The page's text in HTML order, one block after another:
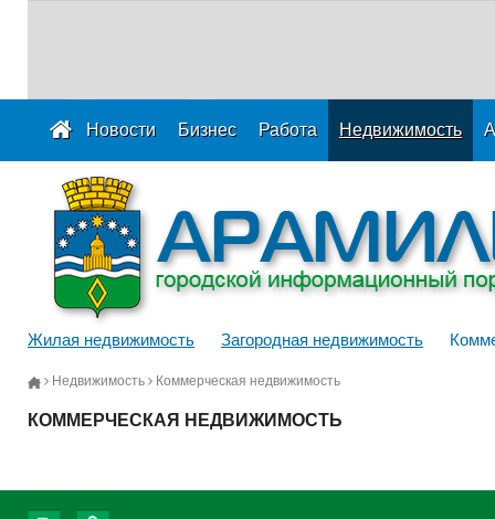
Новости Бизнес Работа Недвижимость
Жилая недвижимость Загородная недвижимость
Недвижимость Коммерческая недвижимость
КОММЕРЧЕСКАЯ НЕДВИЖИМОСТЬ